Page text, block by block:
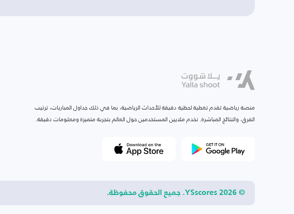
منصة رياضية تقدم تغطية لحظية دقيقة للأحداث الرياضية، بما في ذلك جداول المباريات، ترتيب
الفرق، والنتائج المباشرة. نخدم ملايين المستخدمين حول العالم بتجربة متميزة ومعلومات دقيقة.
© 2026 YSscores. جميع الحقوق محفوظة.